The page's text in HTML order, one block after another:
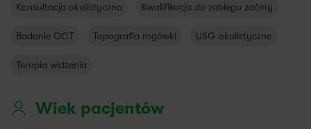
Konsultacja okulistyczna Kwalifikacja do zabiegu zaćmy
Badanie OCT Topografia rogówki USG okulistyczne
Terapia widzenia
Wiek pacjentów